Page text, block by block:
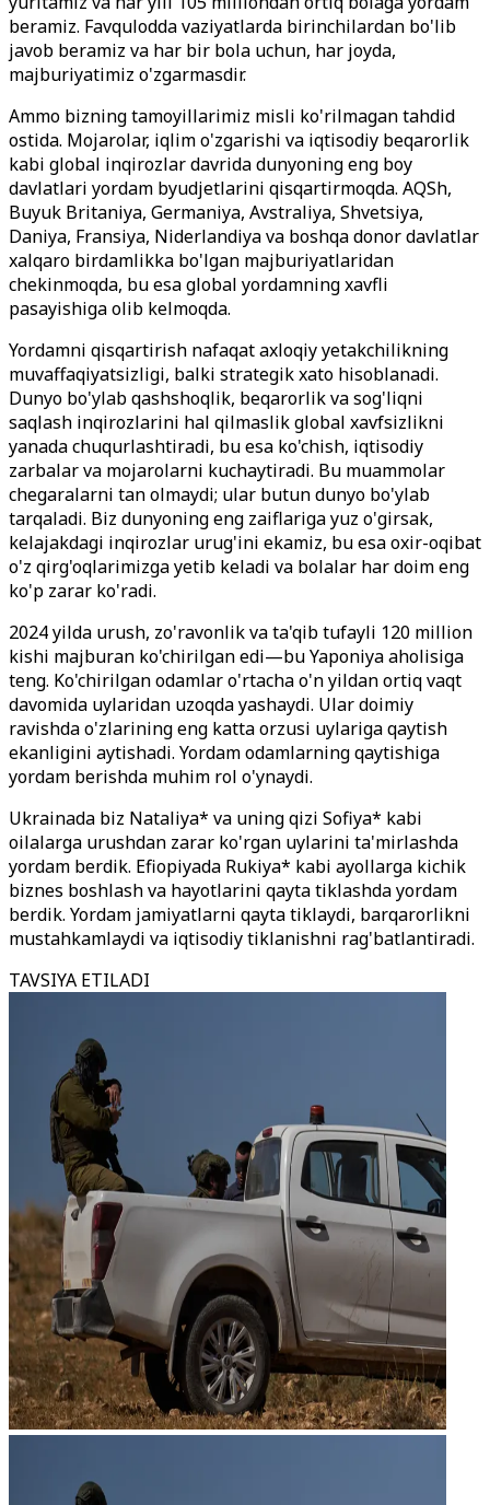
beramiz. Favqulodda vaziyatlarda birinchilardan bo'lib
javob beramiz va har bir bola uchun, har joyda,
majburiyatimiz o'zgarmasdir.
Ammo bizning tamoyillarimiz misli ko'rilmagan tahdid
ostida. Mojarolar, iqlim o'zgarishi va iqtisodiy beqarorlik
kabi global inqirozlar davrida dunyoning eng boy
davlatlari yordam byudjetlarini qisqartirmoqda. AQSh,
Buyuk Britaniya, Germaniya, Avstraliya, Shvetsiya,
Daniya, Fransiya, Niderlandiya va boshqa donor davlatlar
xalqaro birdamlikka bo'lgan majburiyatlaridan
chekinmoqda, bu esa global yordamning xavfli
pasayishiga olib kelmoqda.
Yordamni qisqartirish nafaqat axloqiy yetakchilikning
muvaffaqiyatsizligi, balki strategik xato hisoblanadi.
Dunyo bo'ylab qashshoqlik, beqarorlik va sog'liqni
saqlash inqirozlarini hal qilmaslik global xavfsizlikni
yanada chuqurlashtiradi, bu esa ko'chish, iqtisodiy
zarbalar va mojarolarni kuchaytiradi. Bu muammolar
chegaralarni tan olmaydi; ular butun dunyo bo'ylab
tarqaladi. Biz dunyoning eng zaiflariga yuz o'girsak,
kelajakdagi inqirozlar urug'ini ekamiz, bu esa oxir-oqibat
o'z qirg'oqlarimizga yetib keladi va bolalar har doim eng
ko'p zarar ko'radi.
2024 yilda urush, zo'ravonlik va ta'qib tufayli 120 million
kishi majburan ko'chirilgan edi—bu Yaponiya aholisiga
teng. Ko'chirilgan odamlar o'rtacha o'n yildan ortiq vaqt
davomida uylaridan uzoqda yashaydi. Ular doimiy
ravishda o'zlarining eng katta orzusi uylariga qaytish
ekanligini aytishadi. Yordam odamlarning qaytishiga
yordam berishda muhim rol o'ynaydi.
Ukrainada biz Nataliya* va uning qizi Sofiya* kabi
oilalarga urushdan zarar ko'rgan uylarini ta'mirlashda
yordam berdik. Efiopiyada Rukiya* kabi ayollarga kichik
biznes boshlash va hayotlarini qayta tiklashda yordam
berdik. Yordam jamiyatlarni qayta tiklaydi, barqarorlikni
mustahkamlaydi va iqtisodiy tiklanishni rag'batlantiradi.
TAVSIYA ETILADI